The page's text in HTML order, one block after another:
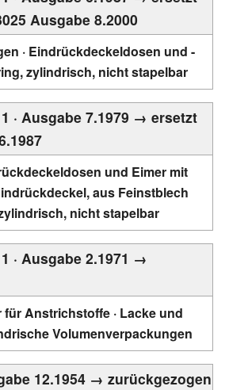
Ausgabe 8.2000
· Eindrückdeckeldosen und -
zylindrisch, nicht stapelbar
· Ausgabe 7.1979 → ersetzt
und Eimer mit
aus Feinstblech
nicht stapelbar
· Ausgabe 2.1971 →
Anstrichstoffe · Lacke und
Volumenverpackungen
12.1954 → zurückgezogen